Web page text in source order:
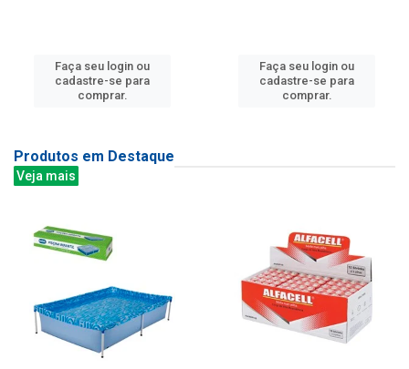
Faça seu login ou
cadastre-se para
comprar.
Faça seu login ou
cadastre-se para
comprar.
Produtos em Destaque
Veja mais